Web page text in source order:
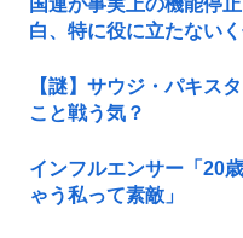
白、特に役に立たない
【謎】サウジ・パキス
こと戦う気？
インフルエンサー「20
ゃう私って素敵」